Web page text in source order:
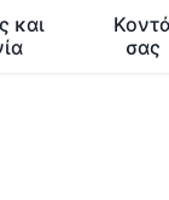
και
σας